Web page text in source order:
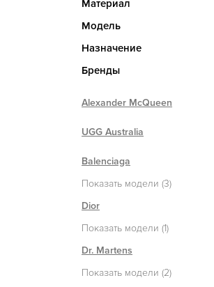
Материал
Модель
Назначение
Бренды
Alexander McQueen
UGG Australia
Balenciaga
Показать модели (3)
Dior
Показать модели (1)
Dr. Martens
Показать модели (2)